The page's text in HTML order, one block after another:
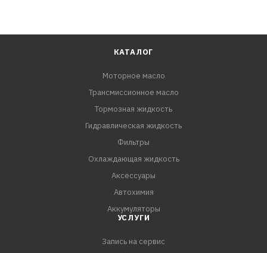
КАТАЛОГ
Моторное масло
Трансмиссионное масло
Тормозная жидкость
Гидравлическая жидкость
Фильтры
Охлаждающая жидкость
Аксессуары
Автохимия
Аккумуляторы
УСЛУГИ
Запись на сервис